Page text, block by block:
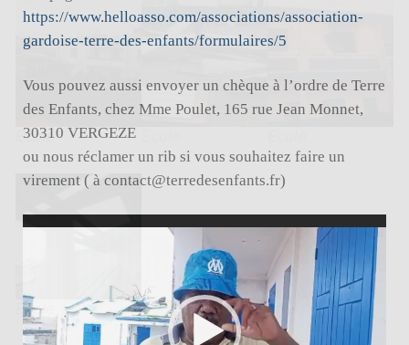
Ecole
Ecole
https://www.helloasso.com/associations/association-
gardoise-terre-des-enfants/formulaires/5
Vous pouvez aussi envoyer un chèque à l’ordre de Terre
des Enfants, chez Mme Poulet, 165 rue Jean Monnet,
30310 VERGEZE
ou nous réclamer un rib si vous souhaitez faire un
virement ( à contact@terredesenfants.fr)
Lecteur